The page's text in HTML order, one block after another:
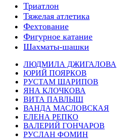
Триатлон
Тяжелая атлетика
Фехтование
Фигурное катание
Шахматы-шашки
ЛЮДМИЛА ДЖИГАЛОВА
ЮРИЙ ПОЯРКОВ
РУСТАМ ШАРИПОВ
ЯНА КЛОЧКОВА
ВИТА ПАВЛЫШ
ВАНДА МАСЛОВСКАЯ
ЕЛЕНА РЕПКО
ВАЛЕРИЙ ГОНЧАРОВ
РУСЛАН ФОМИН